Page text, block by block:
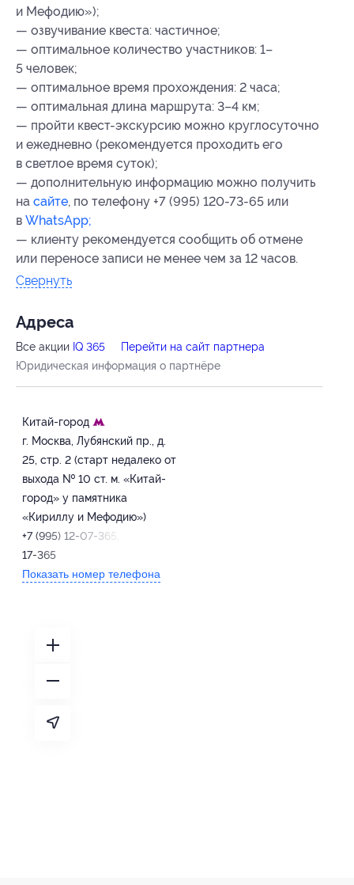
и Мефодию»);
— озвучивание квеста: частичное;
— оптимальное количество участников: 1–
5 человек;
— оптимальное время прохождения: 2 часа;
— оптимальная длина маршрута: 3–4 км;
— пройти квест-экскурсию можно круглосуточно
и ежедневно (рекомендуется проходить его
в светлое время суток);
— дополнительную информацию можно получить
на сайте, по телефону +7 (995) 120-73-65 или
в WhatsApp;
— клиенту рекомендуется сообщить об отмене
или переносе записи не менее чем за 12 часов.
Свернуть
Адресa
Все акции IQ 365
Перейти на сайт партнера
Юридическая информация о партнёре
Китай-город
г. Москва, Лубянский пр., д.
25, стр. 2 (старт недалеко от
выхода № 10 ст. м. «Китай-
город» у памятника
«Кириллу и Мефодию»)
+7 (995) 12-07-365, +7 (995) 12-
17-365
Показать номер телефона